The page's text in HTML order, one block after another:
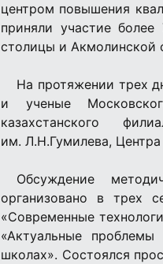
центром повышения
приняли участие
столицы и Акмолинской
На протяжении трех
и ученые
казахстанского
им. Л.Н.Гумилева,
Обсуждение
организовано в трех
«Современные
«Актуальные
школах». Состоялся